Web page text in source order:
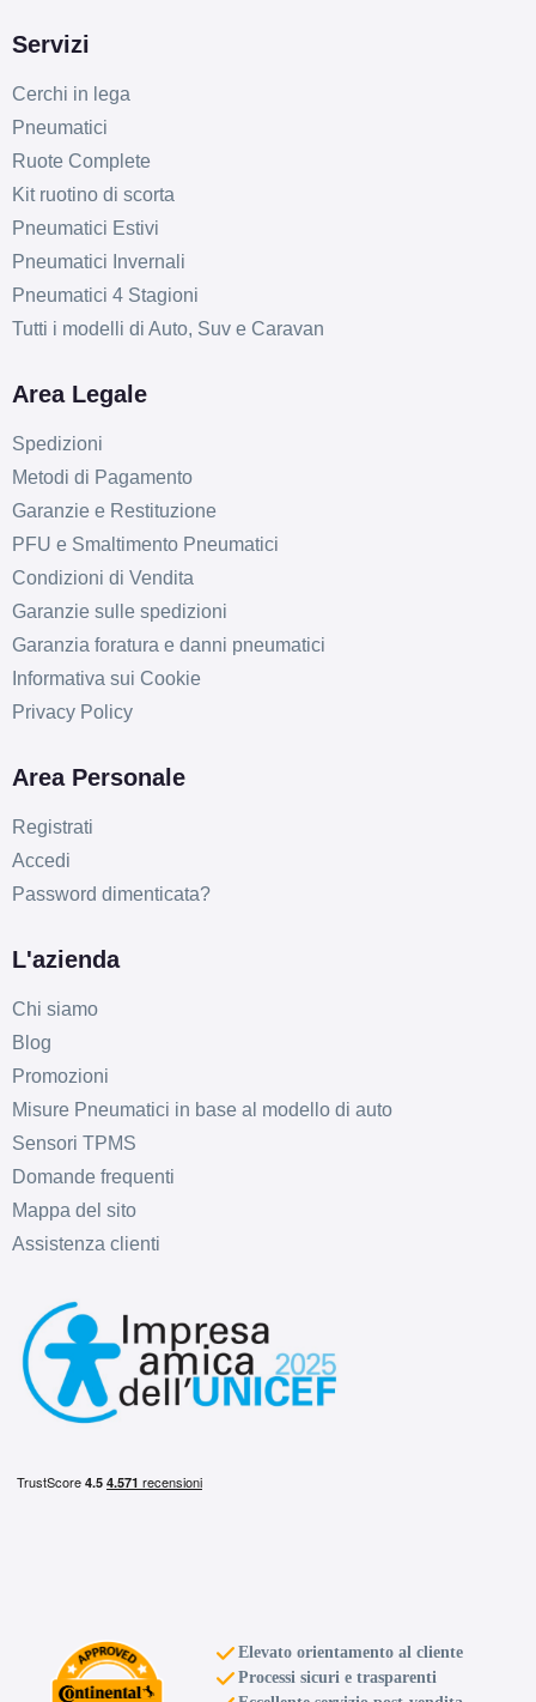
B
B
B A
A 70db
205/60 R16 96H EV XL
Disponibile
215/65 R16 102V EV XL
Disponibile
205/65 R16 95W EV
XL
195/60 R16 93V EV XL
Disponibile
215/60 R16 99H EV XL
205/60 R16 96W EV XL
215/70 R16 100H EV
Disponibile
215/60 R16 95H EV
215/55 R16 97W EV XL
Disponibile
225/55 R16 95W EV
Servizi
Cerchi in lega
Pneumatici
Ruote Complete
Kit ruotino di scorta
Pneumatici Estivi
Pneumatici Invernali
Pneumatici 4 Stagioni
Tutti i modelli di Auto, Suv e Caravan
Area Legale
Spedizioni
Metodi di Pagamento
Garanzie e Restituzione
PFU e Smaltimento Pneumatici
Condizioni di Vendita
Garanzie sulle spedizioni
Garanzia foratura e danni pneumatici
Informativa sui Cookie
Privacy Policy
Area Personale
Registrati
Accedi
Password dimenticata?
L'azienda
Chi siamo
Blog
Promozioni
Misure Pneumatici in base al modello di auto
Sensori TPMS
Domande frequenti
Mappa del sito
Assistenza clienti
Elevato orientamento al cliente
Processi sicuri e trasparenti